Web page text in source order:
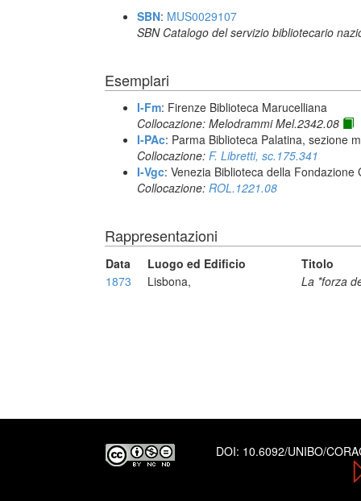
SBN: MUS0029107
SBN Catalogo del servizio bibliotecario
Esemplari
I-Fm: Firenze Biblioteca Marucelliana
Collocazione: Melodrammi Mel.2342.08
I-PAc: Parma Biblioteca Palatina, sezione
Collocazione: F. Libretti, sc.175.341
I-Vgc: Venezia Biblioteca della Fondazione
Collocazione: ROL.1221.08
Rappresentazioni
Data Luogo ed Edificio
Titolo
1873
Lisbona, La *forza
DOI: 10.6092/UNIBO/